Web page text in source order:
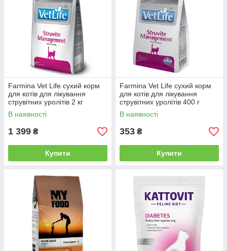
Farmina Vet Life сухий корм
для котів для лікування
струвітних уролітів 2 кг
В наявності
1 399 ₴
Купити
Farmina Vet Life сухий корм
для котів для лікування
струвітних уролітів 400 г
В наявності
353 ₴
Купити